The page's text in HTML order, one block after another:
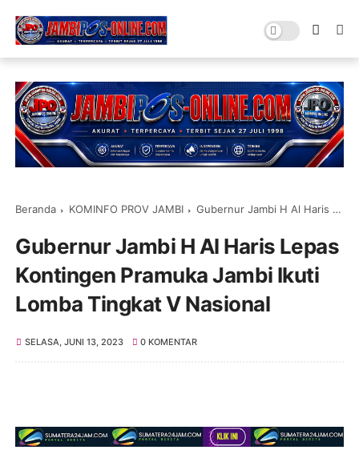
Beranda KOMINFO PROV JAMBI Gubernur Jambi H Al Haris Lepas Kontingen Pramuka Jambi Ikuti Lomba Tingkat V Nasional
Gubernur Jambi H Al Haris Lepas
Kontingen Pramuka Jambi Ikuti
Lomba Tingkat V Nasional
SELASA, JUNI 13, 2023 0 KOMENTAR